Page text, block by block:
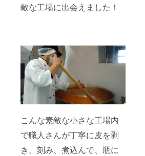
敵な工場に出会えました！
こんな素敵な小さな工場内
で職人さんが丁寧に皮を剥
き、刻み、煮込んで、瓶に